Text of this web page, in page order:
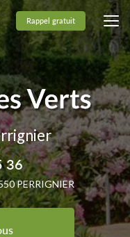
Rappel gratuit
36
PERRIGNIER